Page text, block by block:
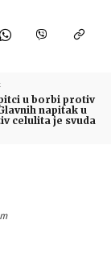
u borbi protiv
napitak u
celulita je svuda